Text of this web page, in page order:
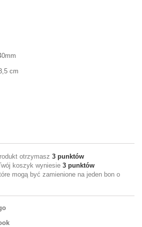
cm
otrzymasz 3 punktów
koszyk wyniesie 3 punktów
mogą być zamienione na jeden bon o